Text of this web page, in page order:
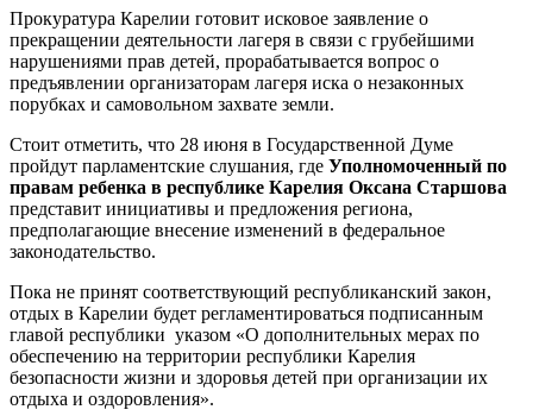
Прокуратура Карелии готовит исковое заявление о
прекращении деятельности лагеря в связи с грубейшими
нарушениями прав детей, прорабатывается вопрос о
предъявлении организаторам лагеря иска о незаконных
порубках и самовольном захвате земли.
Стоит отметить, что 28 июня в Государственной Думе
пройдут парламентские слушания, где Уполномоченный по
правам ребенка в республике Карелия Оксана Старшова
представит инициативы и предложения региона,
предполагающие внесение изменений в федеральное
законодательство.
Пока не принят соответствующий республиканский закон,
отдых в Карелии будет регламентироваться подписанным
главой республики указом «О дополнительных мерах по
обеспечению на территории республики Карелия
безопасности жизни и здоровья детей при организации их
отдыха и оздоровления».